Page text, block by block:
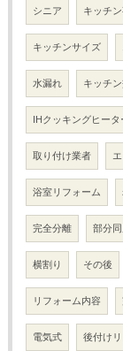
シニア キッチ
キッチンサイズ
水漏れ キッチ
IHクッキングヒータ
取り付け業者
浴室リフォーム
完全分離 部分
横割り その後
リフォーム内容
電気式 後付け